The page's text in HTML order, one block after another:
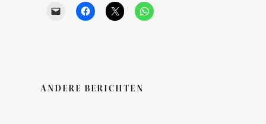
ANDERE BERICHTEN